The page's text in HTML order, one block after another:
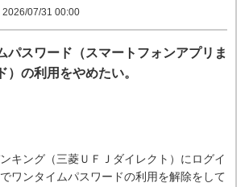
2026/07/31 00:00
パスワード（スマートフォンアプリま
）の利用をやめたい。
キング（三菱ＵＦＪダイレクト）にログイ
ワンタイムパスワードの利用を解除をして